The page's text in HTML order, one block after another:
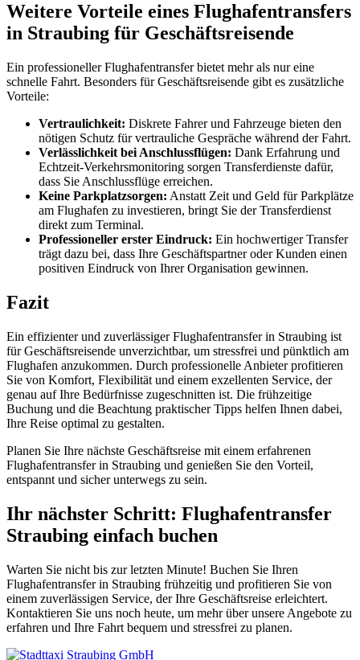
Weitere Vorteile eines Flughafentransfers
in Straubing für Geschäftsreisende
Ein professioneller Flughafentransfer bietet mehr als nur eine
schnelle Fahrt. Besonders für Geschäftsreisende gibt es zusätzliche
Vorteile:
Vertraulichkeit: Diskrete Fahrer und Fahrzeuge bieten den
nötigen Schutz für vertrauliche Gespräche während der Fahrt.
Verlässlichkeit bei Anschlussflügen: Dank Erfahrung und
Echtzeit-Verkehrsmonitoring sorgen Transferdienste dafür,
dass Sie Anschlussflüge erreichen.
Keine Parkplatzsorgen: Anstatt Zeit und Geld für Parkplätze
am Flughafen zu investieren, bringt Sie der Transferdienst
direkt zum Terminal.
Professioneller erster Eindruck: Ein hochwertiger Transfer
trägt dazu bei, dass Ihre Geschäftspartner oder Kunden einen
positiven Eindruck von Ihrer Organisation gewinnen.
Fazit
Ein effizienter und zuverlässiger Flughafentransfer in Straubing ist
für Geschäftsreisende unverzichtbar, um stressfrei und pünktlich am
Flughafen anzukommen. Durch professionelle Anbieter profitieren
Sie von Komfort, Flexibilität und einem exzellenten Service, der
genau auf Ihre Bedürfnisse zugeschnitten ist. Die frühzeitige
Buchung und die Beachtung praktischer Tipps helfen Ihnen dabei,
Ihre Reise optimal zu gestalten.
Planen Sie Ihre nächste Geschäftsreise mit einem erfahrenen
Flughafentransfer in Straubing und genießen Sie den Vorteil,
entspannt und sicher unterwegs zu sein.
Ihr nächster Schritt: Flughafentransfer
Straubing einfach buchen
Warten Sie nicht bis zur letzten Minute! Buchen Sie Ihren
Flughafentransfer in Straubing frühzeitig und profitieren Sie von
einem zuverlässigen Service, der Ihre Geschäftsreise erleichtert.
Kontaktieren Sie uns noch heute, um mehr über unsere Angebote zu
erfahren und Ihre Fahrt bequem und stressfrei zu planen.